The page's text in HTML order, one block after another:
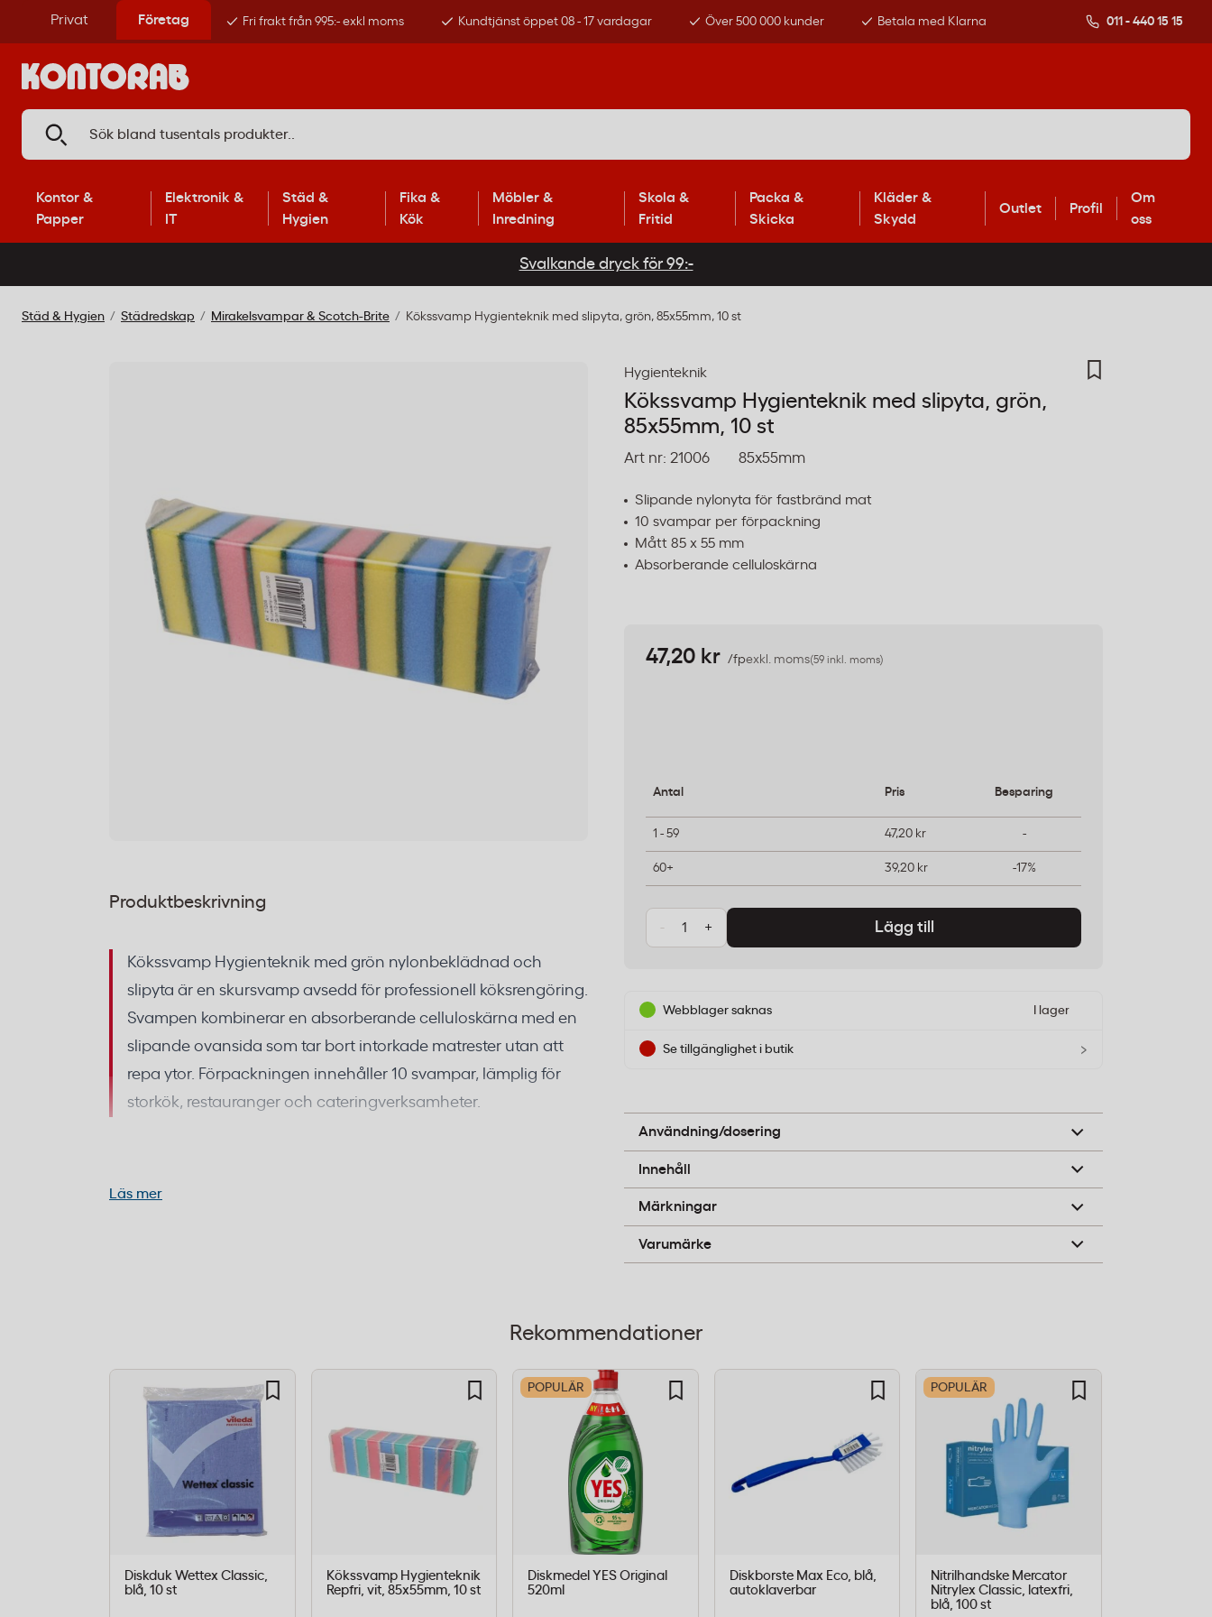
Privat Företag Fri frakt från 995:- exkl moms Kundtjänst öppet 08 - 17 vardagar Över 500 000 kunder Betala med Klarna 011 - 440 15 15
Kontor &
Papper
Elektronik &
IT
Städ &
Hygien
Fika &
Kök
Möbler &
Inredning
Skola &
Fritid
Packa &
Skicka
Kläder &
Skydd
Outlet Profil
Om
oss
Svalkande dryck för 99:-
Städ & Hygien Städredskap Mirakelsvampar & Scotch-Brite Kökssvamp Hygienteknik med slipyta, grön, 85x55mm, 10 st
Produktbeskrivning
Kökssvamp Hygienteknik med grön nylonbeklädnad och
slipyta är en skursvamp avsedd för professionell köksrengöring.
Svampen kombinerar en absorberande celluloskärna med en
slipande ovansida som tar bort intorkade matrester utan att
repa ytor. Förpackningen innehåller 10 svampar, lämplig för
storkök, restauranger och cateringverksamheter.
och stekpannor
Mått:
85 x 55 mm
Färg:
Grön slipyta
Förpackning:
10 st/fp
Material ovansida:
Nylon med slipmedel
Material undersida:
Skursvamp för storkök och restaurang
Svampen passar för daglig rengöring i professionella kök där
Läs mer
Hygienteknik
Kökssvamp Hygienteknik med slipyta, grön,
85x55mm, 10 st
Art nr: 21006 85x55mm
Slipande nylonyta för fastbränd mat
10 svampar per förpackning
Mått 85 x 55 mm
Absorberande celluloskärna
47,20 kr /fpexkl. moms(59 inkl. moms)
Antal Pris Besparing
1 - 59 47,20 kr -
60+ 39,20 kr -17%
- + Lägg till
Webblager saknas I lager
Se tillgänglighet i butik ›
Användning/dosering
beläggningar, mjuka sidan för känsliga ytor.
Innehåll
Nylon med slipmedel, cellulosasvamp
Märkningar
B-pil
Varumärke
Hygienteknik
Rekommendationer
Diskduk Wettex Classic,
blå, 10 st
Kökssvamp Hygienteknik
Repfri, vit, 85x55mm, 10 st
Diskmedel YES Original
520ml
POPULÄR
Diskborste Max Eco, blå,
autoklaverbar
Nitrilhandske Mercator
Nitrylex Classic, latexfri,
blå, 100 st
POPULÄR